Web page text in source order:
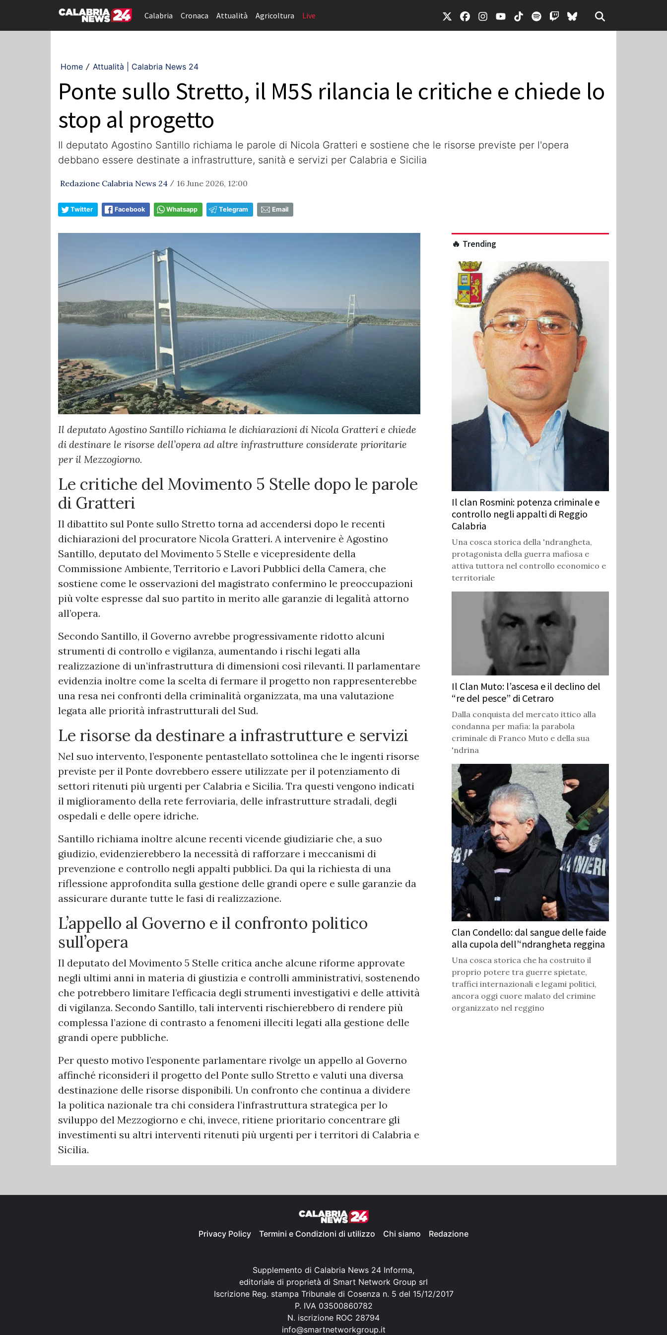
Calabria Cronaca Attualità Agricoltura Live
Home / Attualità | Calabria News 24
Ponte sullo Stretto, il M5S rilancia le critiche e chiede lo
stop al progetto
Il deputato Agostino Santillo richiama le parole di Nicola Gratteri e sostiene che le risorse previste per l'opera
debbano essere destinate a infrastrutture, sanità e servizi per Calabria e Sicilia
Redazione Calabria News 24 / 16 June 2026, 12:00
Twitter Facebook Whatsapp Telegram Email
Il deputato Agostino Santillo richiama le dichiarazioni di Nicola Gratteri e chiede
di destinare le risorse dell’opera ad altre infrastrutture considerate prioritarie
per il Mezzogiorno.
Le critiche del Movimento 5 Stelle dopo le parole
di Gratteri
Il dibattito sul Ponte sullo Stretto torna ad accendersi dopo le recenti
dichiarazioni del procuratore Nicola Gratteri. A intervenire è Agostino
Santillo, deputato del Movimento 5 Stelle e vicepresidente della
Commissione Ambiente, Territorio e Lavori Pubblici della Camera, che
sostiene come le osservazioni del magistrato confermino le preoccupazioni
più volte espresse dal suo partito in merito alle garanzie di legalità attorno
all’opera.
Secondo Santillo, il Governo avrebbe progressivamente ridotto alcuni
strumenti di controllo e vigilanza, aumentando i rischi legati alla
realizzazione di un’infrastruttura di dimensioni così rilevanti. Il parlamentare
evidenzia inoltre come la scelta di fermare il progetto non rappresenterebbe
una resa nei confronti della criminalità organizzata, ma una valutazione
legata alle priorità infrastrutturali del Sud.
Le risorse da destinare a infrastrutture e servizi
Nel suo intervento, l’esponente pentastellato sottolinea che le ingenti risorse
previste per il Ponte dovrebbero essere utilizzate per il potenziamento di
settori ritenuti più urgenti per Calabria e Sicilia. Tra questi vengono indicati
il miglioramento della rete ferroviaria, delle infrastrutture stradali, degli
ospedali e delle opere idriche.
Santillo richiama inoltre alcune recenti vicende giudiziarie che, a suo
giudizio, evidenzierebbero la necessità di rafforzare i meccanismi di
prevenzione e controllo negli appalti pubblici. Da qui la richiesta di una
riflessione approfondita sulla gestione delle grandi opere e sulle garanzie da
assicurare durante tutte le fasi di realizzazione.
L’appello al Governo e il confronto politico
sull’opera
Il deputato del Movimento 5 Stelle critica anche alcune riforme approvate
negli ultimi anni in materia di giustizia e controlli amministrativi, sostenendo
che potrebbero limitare l’efficacia degli strumenti investigativi e delle attività
di vigilanza. Secondo Santillo, tali interventi rischierebbero di rendere più
complessa l’azione di contrasto a fenomeni illeciti legati alla gestione delle
grandi opere pubbliche.
Per questo motivo l’esponente parlamentare rivolge un appello al Governo
affinché riconsideri il progetto del Ponte sullo Stretto e valuti una diversa
destinazione delle risorse disponibili. Un confronto che continua a dividere
la politica nazionale tra chi considera l’infrastruttura strategica per lo
sviluppo del Mezzogiorno e chi, invece, ritiene prioritario concentrare gli
investimenti su altri interventi ritenuti più urgenti per i territori di Calabria e
Sicilia.
🔥 Trending
Il clan Rosmini: potenza criminale e
controllo negli appalti di Reggio
Calabria
Una cosca storica della 'ndrangheta,
protagonista della guerra mafiosa e
attiva tuttora nel controllo economico e
territoriale
Il Clan Muto: l’ascesa e il declino del
“re del pesce” di Cetraro
Dalla conquista del mercato ittico alla
condanna per mafia: la parabola
criminale di Franco Muto e della sua
'ndrina
Clan Condello: dal sangue delle faide
alla cupola dell’‘ndrangheta reggina
Una cosca storica che ha costruito il
proprio potere tra guerre spietate,
traffici internazionali e legami politici,
ancora oggi cuore malato del crimine
organizzato nel reggino
Privacy Policy Termini e Condizioni di utilizzo Chi siamo Redazione
Supplemento di Calabria News 24 Informa,
editoriale di proprietà di Smart Network Group srl
Iscrizione Reg. stampa Tribunale di Cosenza n. 5 del 15/12/2017
P. IVA 03500860782
N. iscrizione ROC 28794
info@smartnetworkgroup.it